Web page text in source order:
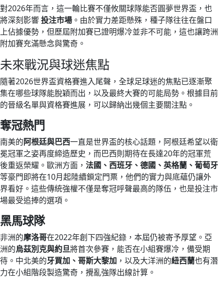
對2026年而言，這一輪比賽不僅攸關球隊能否圓夢世界盃，也
將深刻影響投注市場 。由於實力差距懸殊，種子隊往往在盤口
上佔據優勢，但歷屆附加賽已證明爆冷並非不可能，這也讓跨洲
附加賽充滿懸念與驚奇。
未來戰況與球迷焦點
隨著2026世界盃資格賽進入尾聲，全球足球迷的焦點已逐漸聚
集在哪些球隊能脫穎而出，以及最終大賽的可能局勢。根據目前
的晉級名單與資格賽進展，可以歸納出幾個主要關注點。
奪冠熱門
南美的阿根廷與巴西一直是世界盃的核心話題，阿根廷希望以衛
冕冠軍之姿再度締造歷史，而巴西則期待在長達20年的冠軍荒
後重返榮耀。歐洲方面， 法國、西班牙、德國、英格蘭、葡萄牙
等豪門即將在10月起陸續鎖定門票，他們的實力與底蘊仍讓外
界看好。這些傳統強權不僅是奪冠呼聲最高的隊伍，也是投注市
場最受追捧的選項。
黑馬球隊
非洲的摩洛哥在2022年創下四強紀錄，本屆仍被寄予厚望。亞
洲的烏茲別克與約旦將首次參賽，能否在小組賽爆冷，備受期
待。中北美的牙買加、哥斯大黎加 ，以及大洋洲的紐西蘭也有潛
力在小組階段製造驚奇，攪亂強隊出線計算。